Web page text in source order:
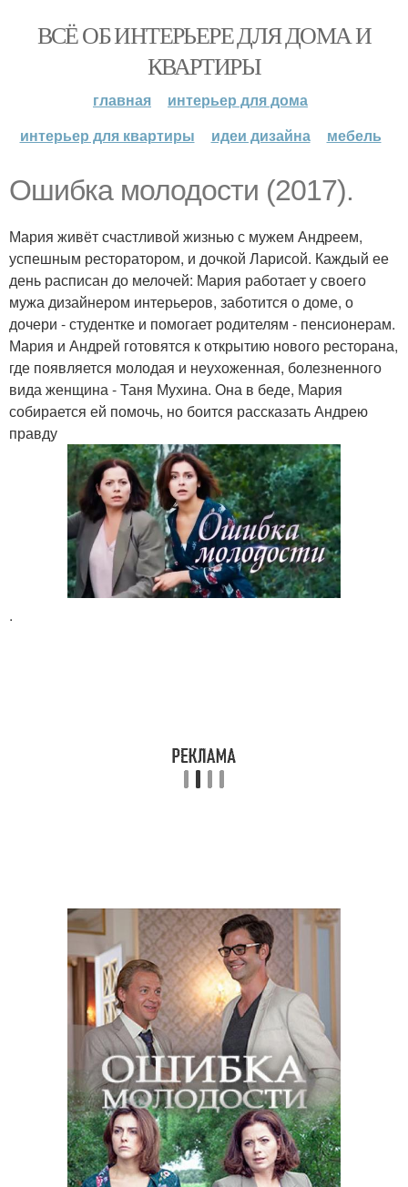
ВСЁ ОБ ИНТЕРЬЕРЕ ДЛЯ ДОМА И
КВАРТИРЫ
главная
интерьер для дома
интерьер для квартиры
идеи дизайна мебель
Ошибка молодости (2017).
Мария живёт счастливой жизнью с мужем Андреем,
успешным ресторатором, и дочкой Ларисой. Каждый ее
день расписан до мелочей: Мария работает у своего
мужа дизайнером интерьеров, заботится о доме, о
дочери - студентке и помогает родителям - пенсионерам.
Мария и Андрей готовятся к открытию нового ресторана,
где появляется молодая и неухоженная, болезненного
вида женщина - Таня Мухина. Она в беде, Мария
собирается ей помочь, но боится рассказать Андрею
правду
.